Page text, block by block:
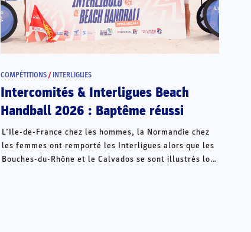
COMPÉTITIONS / INTERLIGUES
Intercomités & Interligues Beach
Handball 2026 : Baptême réussi
L’Ile-de-France chez les hommes, la Normandie chez
les femmes ont remporté les Interligues alors que les
Bouches-du-Rhône et le Calvados se sont illustrés lors